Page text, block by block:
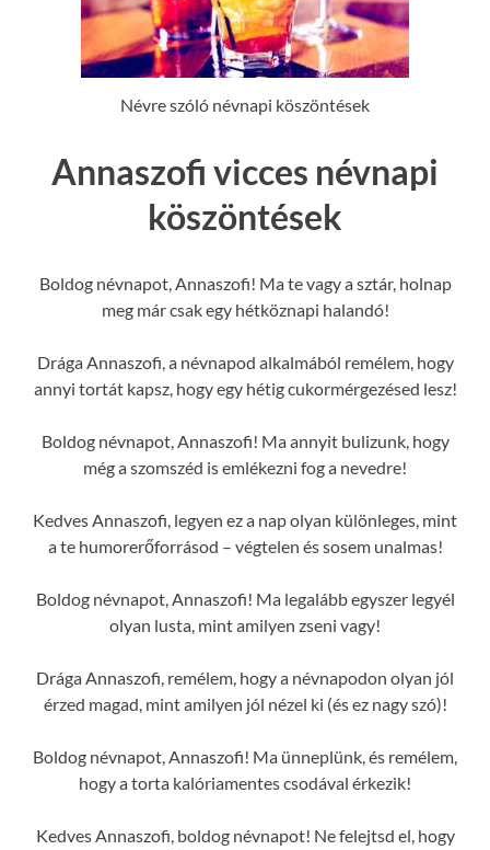
Névre szóló névnapi köszöntések
Annaszofi vicces névnapi
köszöntések
Boldog névnapot, Annaszofi! Ma te vagy a sztár, holnap
meg már csak egy hétköznapi halandó!
Drága Annaszofi, a névnapod alkalmából remélem, hogy
annyi tortát kapsz, hogy egy hétig cukormérgezésed lesz!
Boldog névnapot, Annaszofi! Ma annyit bulizunk, hogy
még a szomszéd is emlékezni fog a nevedre!
Kedves Annaszofi, legyen ez a nap olyan különleges, mint
a te humorerőforrásod – végtelen és sosem unalmas!
Boldog névnapot, Annaszofi! Ma legalább egyszer legyél
olyan lusta, mint amilyen zseni vagy!
Drága Annaszofi, remélem, hogy a névnapodon olyan jól
érzed magad, mint amilyen jól nézel ki (és ez nagy szó)!
Boldog névnapot, Annaszofi! Ma ünneplünk, és remélem,
hogy a torta kalóriamentes csodával érkezik!
Kedves Annaszofi, boldog névnapot! Ne felejtsd el, hogy